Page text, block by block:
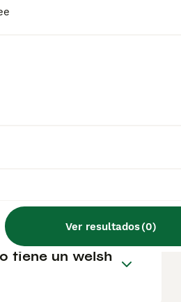
Ver resultados(0)
y divertido, aunque
sin problemas. De lo
si un terrier es
tiene un welsh